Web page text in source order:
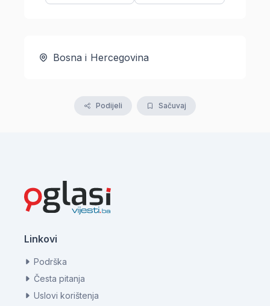
Bosna i Hercegovina
Podijeli Sačuvaj
Linkovi
Podrška
Česta pitanja
Uslovi korištenja